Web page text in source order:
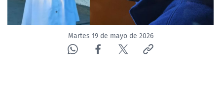
CANAL DE DENUNCIAS
ÁREA DE PROYECTOSMartes 19 de mayo de 2026